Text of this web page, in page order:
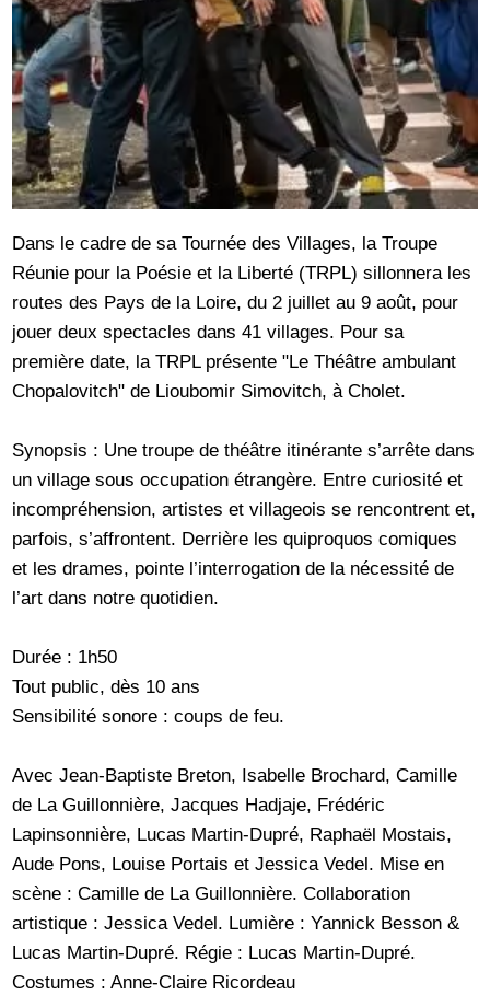
Dans le cadre de sa Tournée des Villages, la Troupe
Réunie pour la Poésie et la Liberté (TRPL) sillonnera les
routes des Pays de la Loire, du 2 juillet au 9 août, pour
jouer deux spectacles dans 41 villages. Pour sa
première date, la TRPL présente "Le Théâtre ambulant
Chopalovitch" de Lioubomir Simovitch, à Cholet.
Synopsis : Une troupe de théâtre itinérante s’arrête dans
un village sous occupation étrangère. Entre curiosité et
incompréhension, artistes et villageois se rencontrent et,
parfois, s’affrontent. Derrière les quiproquos comiques
et les drames, pointe l’interrogation de la nécessité de
l’art dans notre quotidien.
Durée : 1h50
Tout public, dès 10 ans
Sensibilité sonore : coups de feu.
Avec Jean-Baptiste Breton, Isabelle Brochard, Camille
de La Guillonnière, Jacques Hadjaje, Frédéric
Lapinsonnière, Lucas Martin-Dupré, Raphaël Mostais,
Aude Pons, Louise Portais et Jessica Vedel. Mise en
scène : Camille de La Guillonnière. Collaboration
artistique : Jessica Vedel. Lumière : Yannick Besson &
Lucas Martin-Dupré. Régie : Lucas Martin-Dupré.
Costumes : Anne-Claire Ricordeau